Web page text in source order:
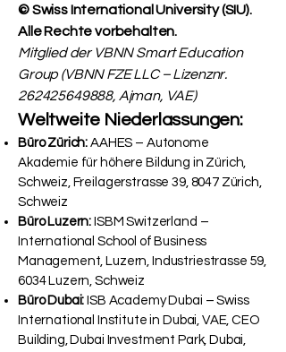
Ajman, UAE)
© Swiss International University (SIU).
Alle Rechte vorbehalten.
Mitglied der VBNN Smart Education
Group (VBNN FZE LLC – Lizenznr.
262425649888, Ajman, VAE)
Weltweite Niederlassungen:
Büro Zürich:AAHES – Autonome
Akademie für höhere Bildung in Zürich,
Schweiz, Freilagerstrasse 39, 8047 Zürich,
Schweiz
Büro Luzern:ISBM Switzerland –
International School of Business
Management, Luzern, Industriestrasse 59,
6034 Luzern, Schweiz
Büro Dubai:ISB Academy Dubai – Swiss
International Institute in Dubai, VAE, CEO